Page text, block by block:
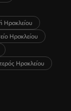
Ηρακλείου
Ηρακλείου
Ηρακλείου